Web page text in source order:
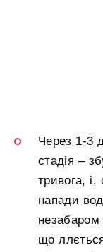
Через 1-3
стадія –
тривога, і,
напади
незабаром
що